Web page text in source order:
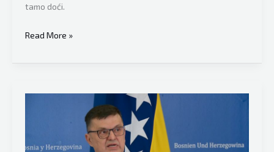
tamo doći.
Predsjedavajući
ministara
poruku
Read More »